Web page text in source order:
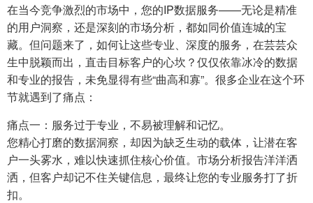
在当今竞争激烈的市场中，您的IP数据服务——无论是精准
的用户洞察，还是深刻的市场分析，都如同价值连城的宝
藏。但问题来了，如何让这些专业、深度的服务，在芸芸众
生中脱颖而出，直击目标客户的心坎？仅仅依靠冰冷的数据
和专业的报告，未免显得有些“曲高和寡”。很多企业在这个环
节就遇到了痛点：
痛点一：服务过于专业，不易被理解和记忆。
您精心打磨的数据洞察，却因为缺乏生动的载体，让潜在客
户一头雾水，难以快速抓住核心价值。市场分析报告洋洋洒
洒，但客户却记不住关键信息，最终让您的专业服务打了折
扣。